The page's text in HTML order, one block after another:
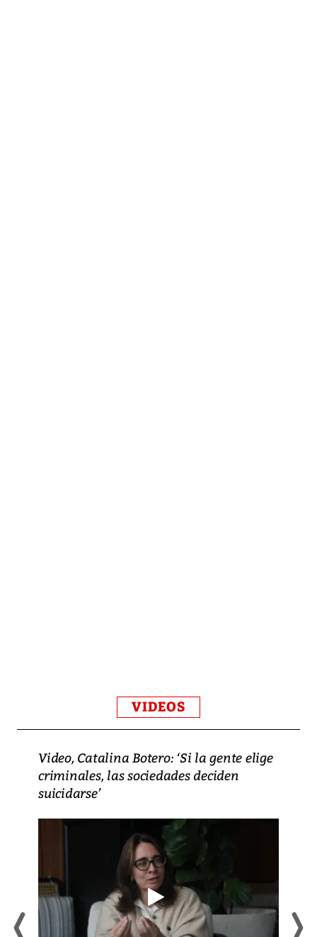
VIDEOS
Video, Catalina Botero: ‘Si la gente elige
criminales, las sociedades deciden
suicidarse’